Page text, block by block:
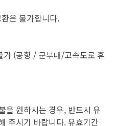
은 불가합니다.
(공항 / 군부대/고속도로 휴
을 원하시는 경우, 반드시 유
주시기 바랍니다. 유효기간